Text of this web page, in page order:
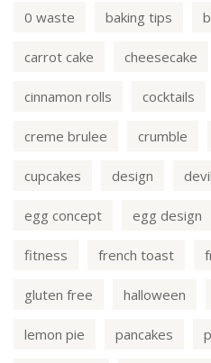
0 waste baking tips
carrot cake cheesecake
cinnamon rolls cocktails
creme brulee crumble
cupcakes design
egg concept egg design
fitness french toast
gluten free halloween
lemon pie pancakes